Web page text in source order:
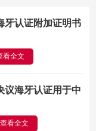
牙认证附加证明书
看全文
议海牙认证用于中
查看全文